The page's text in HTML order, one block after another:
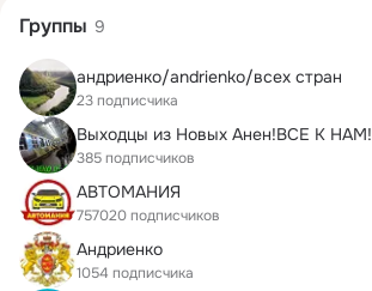
Группы 9
андриенко/andrienko/всех стран
23 подписчика
Выходцы из Новых Анен!ВСЕ К НАМ!
385 подписчиков
АВТОМАНИЯ
757020 подписчиков
Андриенко
1054 подписчика